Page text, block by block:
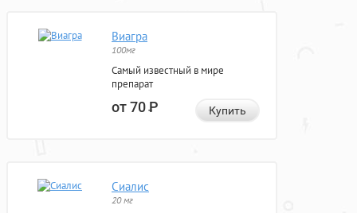
Виагра
100мг
Самый известный в мире
препарат
от 70Р Купить
Сиалис
20 мг